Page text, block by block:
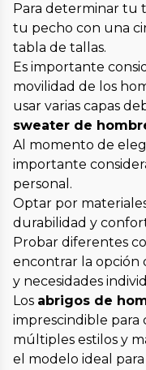
Para determinar tu
tu pecho con una
tabla de tallas.
Es importante
movilidad de los
usar varias capas
sweater de
Al momento de
importante
personal.
Optar por
durabilidad y
Probar diferentes
encontrar la opción
y necesidades
Los abrigos de
imprescindible para
múltiples estilos y
el modelo ideal para